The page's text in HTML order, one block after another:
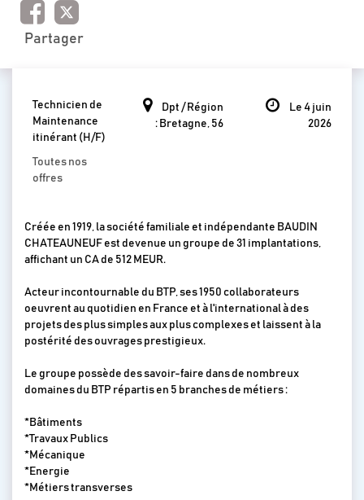
Partager
Technicien de
Maintenance
itinérant (H/F)
Toutes nos
offres
Dpt / Région
: Bretagne, 56
Le 4 juin
2026
Créée en 1919, la société familiale et indépendante BAUDIN
CHATEAUNEUF est devenue un groupe de 31 implantations,
affichant un CA de 512 MEUR.
Acteur incontournable du BTP, ses 1950 collaborateurs
oeuvrent au quotidien en France et à l'international à des
projets des plus simples aux plus complexes et laissent à la
postérité des ouvrages prestigieux.
Le groupe possède des savoir-faire dans de nombreux
domaines du BTP répartis en 5 branches de métiers :
*Bâtiments
*Travaux Publics
*Mécanique
*Energie
*Métiers transverses